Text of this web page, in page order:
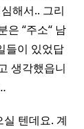
해서.. 그리
은 “주소“ 남
들이 있었답
생각했읍니
텐데요. 계